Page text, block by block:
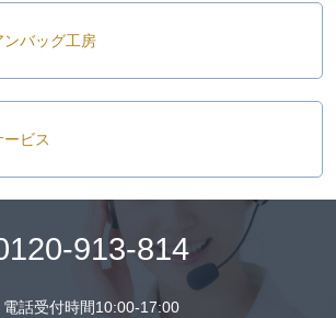
ンバッグ工房
ビス
913-814
電話受付時間10:00-17:00